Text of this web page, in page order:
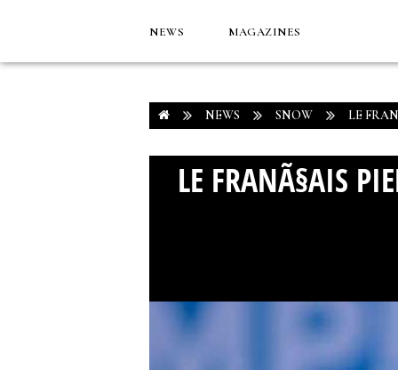
NEWS MAGAZINES
NEWS SNOW LE
LE FRANÃ§AIS